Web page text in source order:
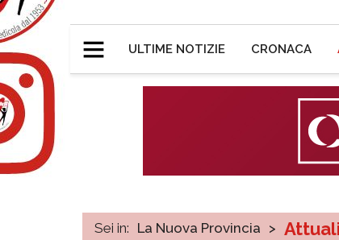
ULTIME NOTIZIE CRONACA
Sei in: La Nuova Provincia >